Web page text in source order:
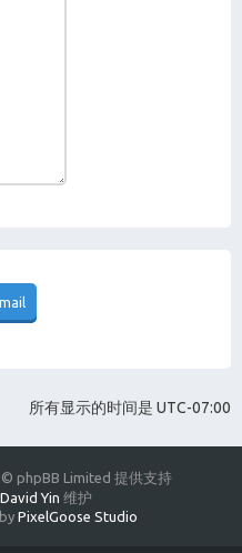
所有显示的时间是 UTC-07:00
phpBB Limited 提供支持
David Yin 维护
PixelGoose Studio